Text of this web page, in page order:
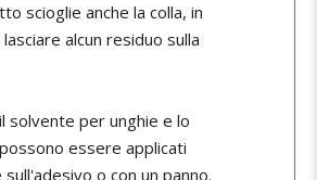
scioglie anche la colla, in
alcun residuo sulla
solvente per unghie e lo
essere applicati
o con un panno.